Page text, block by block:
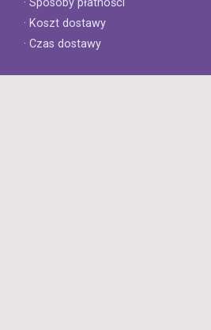
· Sposoby płatności
· Koszt dostawy
· Czas dostawy